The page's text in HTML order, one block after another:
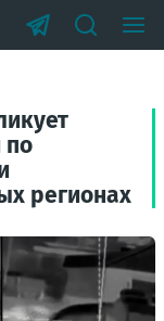
по
регионах